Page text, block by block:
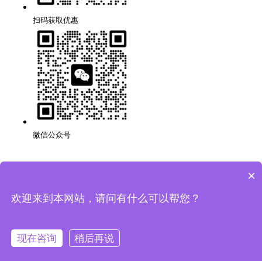
扫码获取优惠
微信公众号
版权所有：深圳市万创科技有限公司粤ICP备14001694号
法律声明
×
欢迎来到本网站，请问有什么可以帮您？
现在咨询 稍后再说